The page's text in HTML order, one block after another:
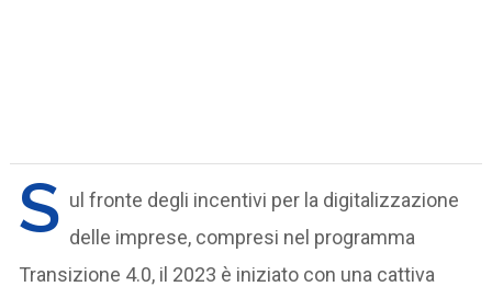
S ul fronte degli incentivi per la digitalizzazione
delle imprese, compresi nel programma
Transizione 4.0, il 2023 è iniziato con una cattiva